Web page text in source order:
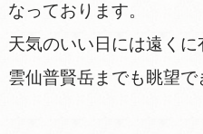
なっております。
天気のいい日には遠く
雲仙普賢岳までも眺望で